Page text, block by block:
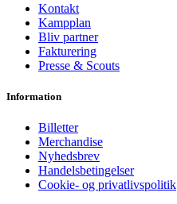
Kontakt
Kampplan
Bliv partner
Fakturering
Presse & Scouts
Information
Billetter
Merchandise
Nyhedsbrev
Handelsbetingelser
Cookie- og privatlivspolitik